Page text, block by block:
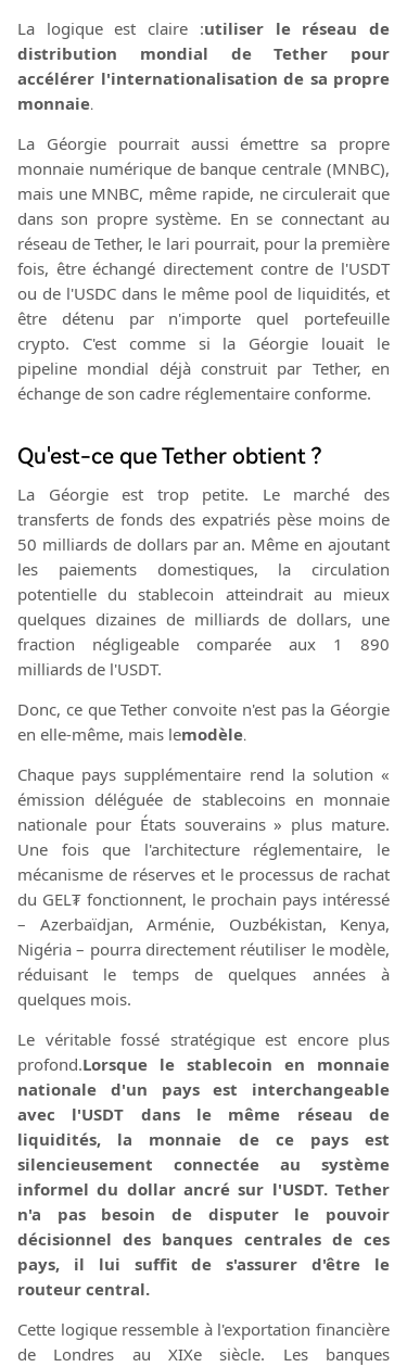
La logique est claire :utiliser le réseau de
distribution mondial de Tether pour
accélérer l'internationalisation de sa propre
monnaie.
La Géorgie pourrait aussi émettre sa propre
monnaie numérique de banque centrale (MNBC),
mais une MNBC, même rapide, ne circulerait que
dans son propre système. En se connectant au
réseau de Tether, le lari pourrait, pour la première
fois, être échangé directement contre de l'USDT
ou de l'USDC dans le même pool de liquidités, et
être détenu par n'importe quel portefeuille
crypto. C'est comme si la Géorgie louait le
pipeline mondial déjà construit par Tether, en
échange de son cadre réglementaire conforme.
Qu'est-ce que Tether obtient ?
La Géorgie est trop petite. Le marché des
transferts de fonds des expatriés pèse moins de
50 milliards de dollars par an. Même en ajoutant
les paiements domestiques, la circulation
potentielle du stablecoin atteindrait au mieux
quelques dizaines de milliards de dollars, une
fraction négligeable comparée aux 1 890
milliards de l'USDT.
Donc, ce que Tether convoite n'est pas la Géorgie
en elle-même, mais lemodèle.
Chaque pays supplémentaire rend la solution «
émission déléguée de stablecoins en monnaie
nationale pour États souverains » plus mature.
Une fois que l'architecture réglementaire, le
mécanisme de réserves et le processus de rachat
du GEL₮ fonctionnent, le prochain pays intéressé
– Azerbaïdjan, Arménie, Ouzbékistan, Kenya,
Nigéria – pourra directement réutiliser le modèle,
réduisant le temps de quelques années à
quelques mois.
Le véritable fossé stratégique est encore plus
profond.Lorsque le stablecoin en monnaie
nationale d'un pays est interchangeable
avec l'USDT dans le même réseau de
liquidités, la monnaie de ce pays est
silencieusement connectée au système
informel du dollar ancré sur l'USDT. Tether
n'a pas besoin de disputer le pouvoir
décisionnel des banques centrales de ces
pays, il lui suffit de s'assurer d'être le
routeur central.
Cette logique ressemble à l'exportation financière
de Londres au XIXe siècle. Les banques